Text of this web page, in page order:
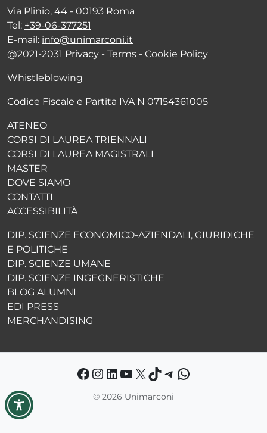
Via Plinio, 44 - 00193 Roma
Tel: +39-06-377251
E-mail: info@unimarconi.it
@2021-2031 Privacy - Terms - Cookie Policy
Whistleblowing
Codice Fiscale e Partita IVA N 07154361005
ATENEO
CORSI DI LAUREA TRIENNALI
CORSI DI LAUREA MAGISTRALI
MASTER
DOVE SIAMO
CONTATTI
ACCESSIBILITÀ
DIP. SCIENZE ECONOMICO-AZIENDALI, GIURIDICHE
E POLITICHE
DIP. SCIENZE UMANE
DIP. SCIENZE INGEGNERISTICHE
BLOG ALUMNI
EDI PRESS
MERCHANDISING
Facebook Instagram LinkedIn YouTube X TikTok Telegram WhatsApp
© 2026 Unimarconi